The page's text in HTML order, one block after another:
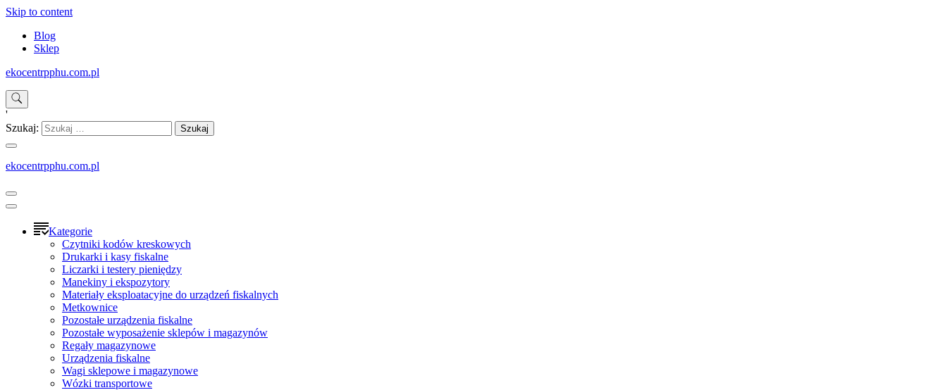
Skip to content
Blog
Sklep
ekocentrpphu.com.pl
'
Szukaj:
ekocentrpphu.com.pl
Kategorie
Czytniki kodów kreskowych
Drukarki i kasy fiskalne
Liczarki i testery pieniędzy
Manekiny i ekspozytory
Materiały eksploatacyjne do urządzeń fiskalnych
Metkownice
Pozostałe urządzenia fiskalne
Pozostałe wyposażenie sklepów i magazynów
Regały magazynowe
Urządzenia fiskalne
Wagi sklepowe i magazynowe
Wózki transportowe